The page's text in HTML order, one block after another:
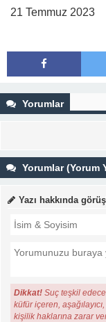
21 Temmuz 2023
Yorumlar
Yorumlar (Yorum
Yazı hakkında
Dikkat! Suç teşkil
küfür içeren,
kişilik haklarına zarar